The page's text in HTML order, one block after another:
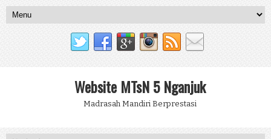
Website MTsN 5 Nganjuk
Madrasah Mandiri Berprestasi